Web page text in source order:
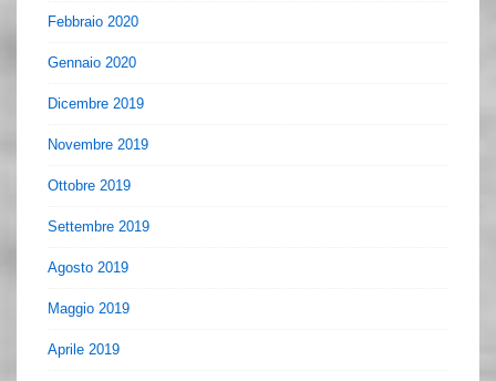
Febbraio 2020
Gennaio 2020
Dicembre 2019
Novembre 2019
Ottobre 2019
Settembre 2019
Agosto 2019
Maggio 2019
Aprile 2019